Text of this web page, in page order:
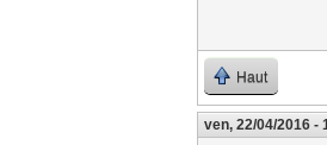
Haut
ven, 22/04/2016 -